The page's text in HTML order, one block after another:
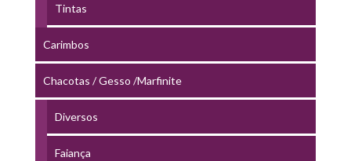
Tintas
Carimbos
Chacotas / Gesso /Marfinite
Diversos
Faiança